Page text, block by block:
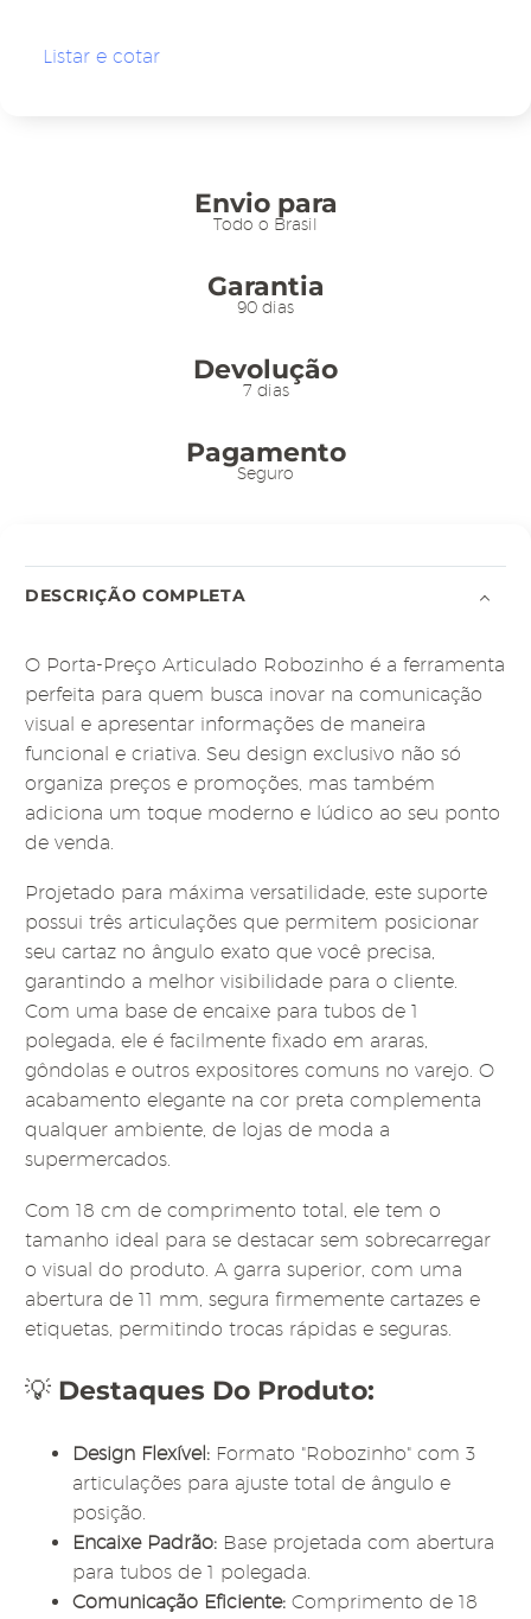
Robozinho Preto
Listar e cotar
Envio para
Todo o Brasil
Garantia
90 dias
Devolução
7 dias
Pagamento
Seguro
DESCRIÇÃO COMPLETA
O Porta-Preço Articulado Robozinho é a ferramenta
perfeita para quem busca inovar na comunicação
visual e apresentar informações de maneira
funcional e criativa. Seu design exclusivo não só
organiza preços e promoções, mas também
adiciona um toque moderno e lúdico ao seu ponto
de venda.
Projetado para máxima versatilidade, este suporte
possui três articulações que permitem posicionar
seu cartaz no ângulo exato que você precisa,
garantindo a melhor visibilidade para o cliente.
Com uma base de encaixe para tubos de 1
polegada, ele é facilmente fixado em araras,
gôndolas e outros expositores comuns no varejo. O
acabamento elegante na cor preta complementa
qualquer ambiente, de lojas de moda a
supermercados.
Com 18 cm de comprimento total, ele tem o
tamanho ideal para se destacar sem sobrecarregar
o visual do produto. A garra superior, com uma
abertura de 11 mm, segura firmemente cartazes e
etiquetas, permitindo trocas rápidas e seguras.
💡 Destaques Do Produto:
Design Flexível: Formato "Robozinho" com 3
articulações para ajuste total de ângulo e
posição.
Encaixe Padrão: Base projetada com abertura
para tubos de 1 polegada.
Comunicação Eficiente: Comprimento de 18